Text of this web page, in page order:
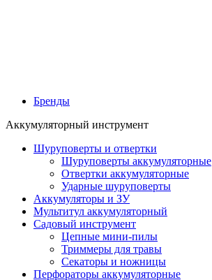
Бренды
Аккумуляторный инструмент
Шуруповерты и отвертки
Шуруповерты аккумуляторные
Отвертки аккумуляторные
Ударные шуруповерты
Аккумуляторы и ЗУ
Мультитул аккумуляторный
Садовый инструмент
Цепные мини-пилы
Триммеры для травы
Секаторы и ножницы
Перфораторы аккумуляторные